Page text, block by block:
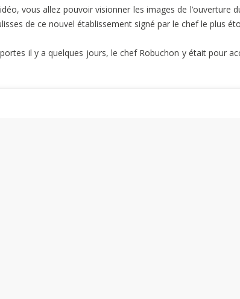
vous allez pouvoir visionner les images de l’ouverture
de ce nouvel établissement signé par le chef le plus
il y a quelques jours, le chef Robuchon y était pour